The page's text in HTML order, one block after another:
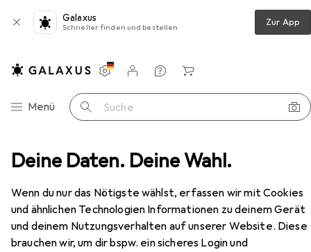
Deine Daten. Deine Wahl.
Wenn du nur das Nötigste wählst, erfassen wir mit Cookies
und ähnlichen Technologien Informationen zu deinem Gerät
und deinem Nutzungsverhalten auf unserer Website. Diese
brauchen wir, um dir bspw. ein sicheres Login und
Galaxus
Schneller finden und bestellen Zur App
Navigation nach Kategorien
Menü Suche
Einstellungen
Kundenkonto
Vergleichslisten
Merklisten
Warenkorb
Wasserkocher Tristar Wasserkocher WK-3380
Tristar Wasserkocher WK-3380
1.70 l